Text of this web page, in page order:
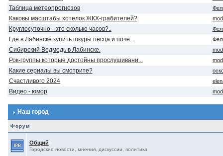
Таблица метеопрогнозов
Каковы масштабы хотелок ЖКХ-грабителей?
Круглосуточно - это сколько часов?..
Где в Лабинске купить шкуры песца и поче...
Сибирский Ведмедь в Лабинске.
Рок-группы которые достойны прослушивани...
Какие сериалы вы смотрите?
Счастливого 2024
Видео - юмор
Наш город
Форум
Общий
Городские новости, мнения, дискуссии, политика